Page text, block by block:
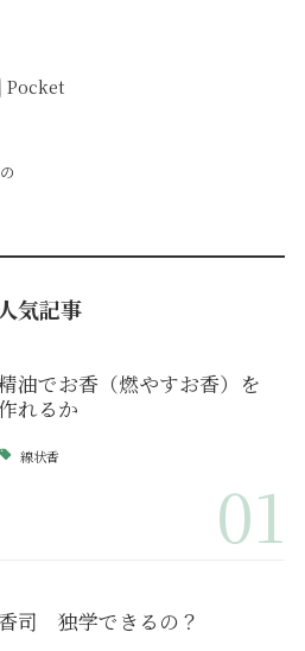
Pocket
人気記事
油でお香（燃やすお香）を
れるか
線状香
01
香司 独学できるの？